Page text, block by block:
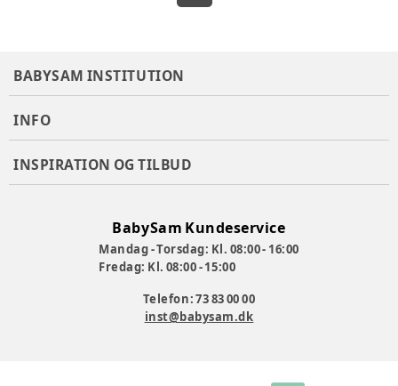
BABYSAM INSTITUTION
INFO
INSPIRATION OG TILBUD
BabySam Kundeservice
Mandag - Torsdag: Kl. 08:00 - 16:00
Fredag: Kl. 08:00 - 15:00
Telefon: 73 83 00 00
inst@babysam.dk